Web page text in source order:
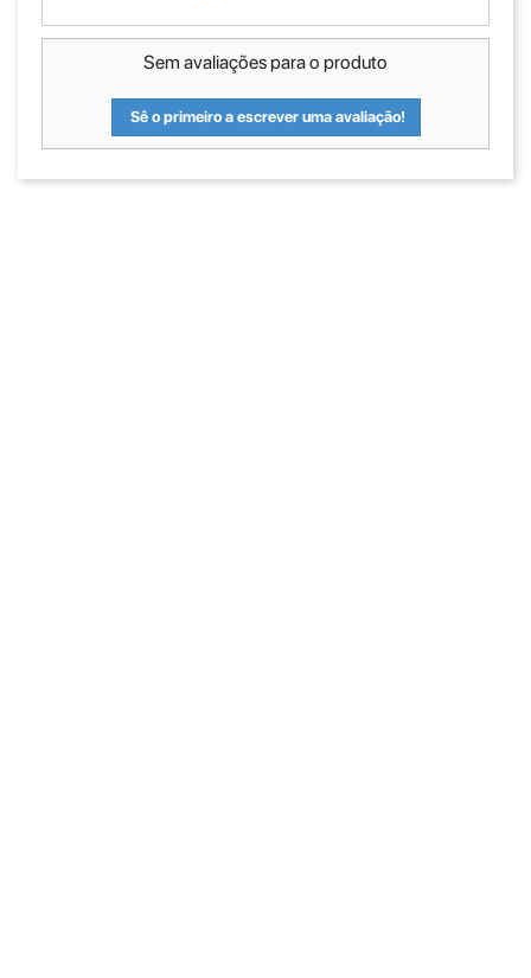
Sem avaliações para o produto
Sê o primeiro a escrever uma avaliação!